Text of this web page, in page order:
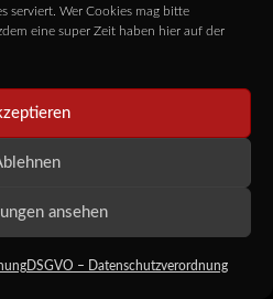
serviert. Wer Cookies mag bitte
eine super Zeit haben hier auf der
ansehen
DSGVO – Datenschutzverordnung